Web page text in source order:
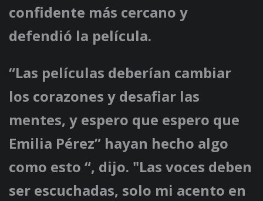
confidente más cercano y
defendió la película.
“Las películas deberían cambiar
los corazones y desafiar las
mentes, y espero que espero que
Emilia Pérez” hayan hecho algo
como esto “, dijo. "Las voces deben
ser escuchadas, solo mi acento en